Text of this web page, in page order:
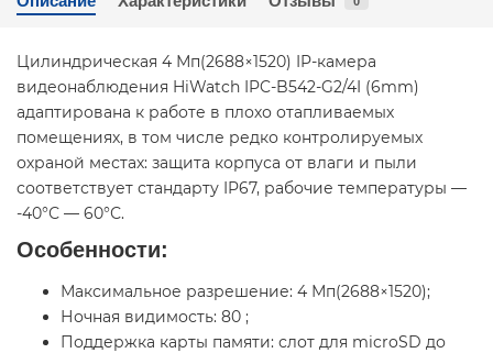
Цилиндрическая 4 Мп(2688×1520) IP-камера
видеонаблюдения HiWatch IPC-B542-G2/4I (6mm)
адаптирована к работе в плохо отапливаемых
помещениях, в том числе редко контролируемых
охраной местах: защита корпуса от влаги и пыли
соответствует стандарту IP67, рабочие температуры —
-40°С — 60°С.
Особенности:
Максимальное разрешение: 4 Мп(2688×1520);
Ночная видимость: 80 ;
Поддержка карты памяти: слот для microSD до